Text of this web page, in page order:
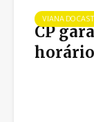
VIANA DO
CP